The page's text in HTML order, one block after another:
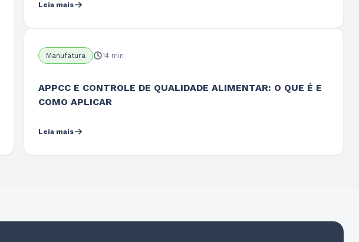
Leia mais
Manufatura 14 min
APPCC E CONTROLE DE QUALIDADE ALIMENTAR: O QUE É E
COMO APLICAR
Leia mais